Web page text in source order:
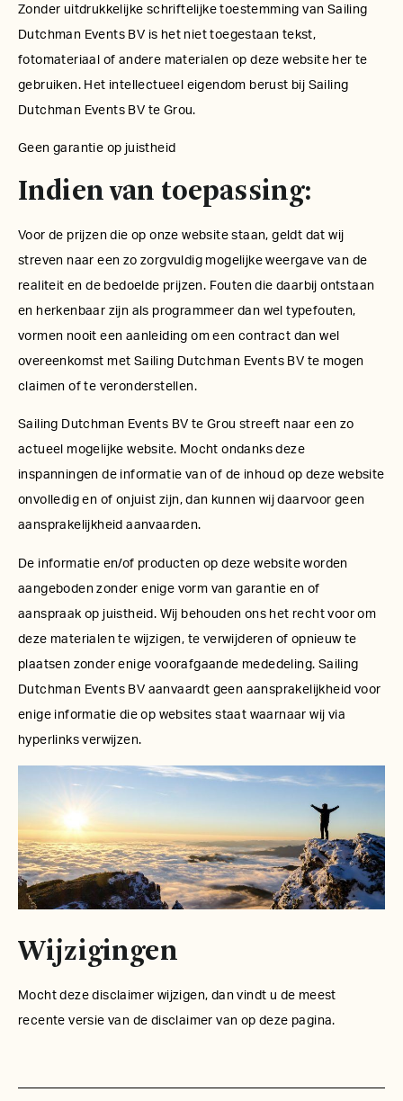
Zonder uitdrukkelijke schriftelijke toestemming van Sailing
Dutchman Events BV is het niet toegestaan tekst,
fotomateriaal of andere materialen op deze website her te
gebruiken. Het intellectueel eigendom berust bij Sailing
Dutchman Events BV te Grou.
Geen garantie op juistheid
Indien van toepassing:
Voor de prijzen die op onze website staan, geldt dat wij
streven naar een zo zorgvuldig mogelijke weergave van de
realiteit en de bedoelde prijzen. Fouten die daarbij ontstaan
en herkenbaar zijn als programmeer dan wel typefouten,
vormen nooit een aanleiding om een contract dan wel
overeenkomst met Sailing Dutchman Events BV te mogen
claimen of te veronderstellen.
Sailing Dutchman Events BV te Grou streeft naar een zo
actueel mogelijke website. Mocht ondanks deze
inspanningen de informatie van of de inhoud op deze website
onvolledig en of onjuist zijn, dan kunnen wij daarvoor geen
aansprakelijkheid aanvaarden.
De informatie en/of producten op deze website worden
aangeboden zonder enige vorm van garantie en of
aanspraak op juistheid. Wij behouden ons het recht voor om
deze materialen te wijzigen, te verwijderen of opnieuw te
plaatsen zonder enige voorafgaande mededeling. Sailing
Dutchman Events BV aanvaardt geen aansprakelijkheid voor
enige informatie die op websites staat waarnaar wij via
hyperlinks verwijzen.
Wijzigingen
Mocht deze disclaimer wijzigen, dan vindt u de meest
recente versie van de disclaimer van op deze pagina.